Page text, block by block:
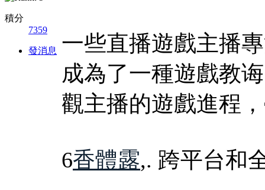
積分
7359
發消息
一些直播遊戲主播
成為了一種遊戲教
觀主播的遊戲進程
6香體露,. 跨平台和